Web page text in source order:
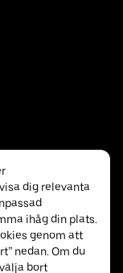
dig relevanta
ihåg din plats.
genom att
nedan. Om du
bort